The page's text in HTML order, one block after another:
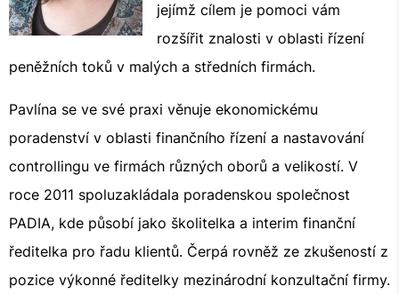
jejímž cílem je pomoci vám
rozšířit znalosti v oblasti řízení
peněžních toků v malých a středních firmách.
Pavlína se ve své praxi věnuje ekonomickému
poradenství v oblasti finančního řízení a nastavování
controllingu ve firmách různých oborů a velikostí. V
roce 2011 spoluzakládala poradenskou společnost
PADIA, kde působí jako školitelka a interim finanční
ředitelka pro řadu klientů. Čerpá rovněž ze zkušeností z
pozice výkonné ředitelky mezinárodní konzultační firmy.